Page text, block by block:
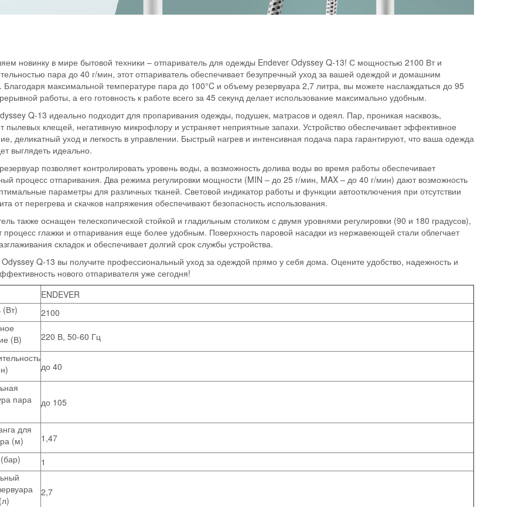
новинку в мире бытовой техники – отпариватель для одежды Endever Odyssey Q-13! С мощностью 2100 Вт и
пара до 40 г/мин, этот отпариватель обеспечивает безупречный уход за вашей одеждой и домашним
Благодаря максимальной температуре пара до 100°C и объему резервуара 2,7 литра, вы можете наслаждаться до 95
работы, а его готовность к работе всего за 45 секунд делает использование максимально удобным.
Q-13 идеально подходит для пропаривания одежды, подушек, матрасов и одеял. Пар, проникая насквозь,
пылевых клещей, негативную микрофлору и устраняет неприятные запахи. Устройство обеспечивает эффективное
деликатный уход и легкость в управлении. Быстрый нагрев и интенсивная подача пара гарантируют, что ваша одежда
выглядеть идеально.
позволяет контролировать уровень воды, а возможность долива воды во время работы обеспечивает
процесс отпаривания. Два режима регулировки мощности (MIN – до 25 г/мин, MAX – до 40 г/мин) дают возможность
параметры для различных тканей. Световой индикатор работы и функции автоотключения при отсутствии
от перегрева и скачков напряжения обеспечивают безопасность использования.
также оснащен телескопической стойкой и гладильным столиком с двумя уровнями регулировки (90 и 180 градусов),
процесс глажки и отпаривания еще более удобным. Поверхность паровой насадки из нержавеющей стали облегчает
складок и обеспечивает долгий срок службы устройства.
Q-13 вы получите профессиональный уход за одеждой прямо у себя дома. Оцените удобство, надежность и
нового отпаривателя уже сегодня!
ENDEVER
2100
(В)
220 В, 50-60 Гц
до 40
пара
до 105
для
(м)
1,47
1
2,7